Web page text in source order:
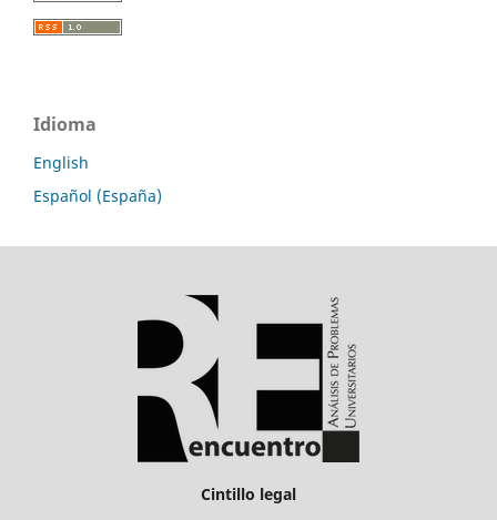
Idioma
English
Español (España)
Cintillo legal